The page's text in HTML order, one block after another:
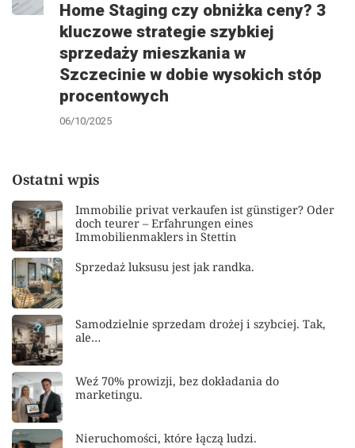
Home Staging czy obniżka ceny? 3
kluczowe strategie szybkiej
sprzedaży mieszkania w
Szczecinie w dobie wysokich stóp
procentowych
06/10/2025
Ostatni wpis
Immobilie privat verkaufen ist günstiger? Oder
doch teurer – Erfahrungen eines
Immobilienmaklers in Stettin
Sprzedaż luksusu jest jak randka.
Samodzielnie sprzedam drożej i szybciej. Tak,
ale…
Weź 70% prowizji, bez dokładania do
marketingu.
Nieruchomości, które łączą ludzi.